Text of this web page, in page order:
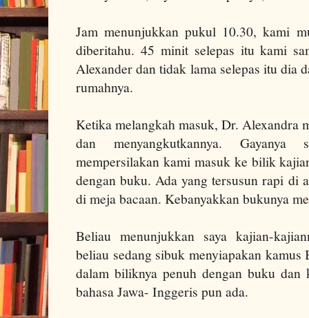
Jam menunjukkan pukul 10.30, kami
diberitahu. 45 minit selepas itu kami
Alexander dan tidak lama selepas itu dia
rumahnya.
Ketika melangkah masuk, Dr. Alexandra
dan menyangkutkannya. Gayanya
mempersilakan kami masuk ke bilik
dengan buku.Ada yang tersusun rapi di
di meja bacaan. Kebanyakkan bukunya
Beliau menunjukkan saya kajian-
beliau sedang sibuk menyiapakan kamus
dalam biliknya penuh dengan buku dan
bahasa Jawa- Inggeris pun ada.